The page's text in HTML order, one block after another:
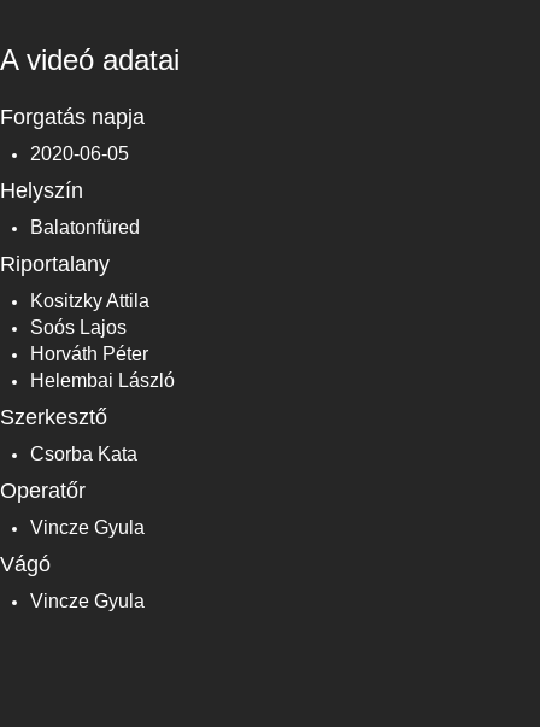
A videó adatai
Forgatás napja
2020-06-05
Helyszín
Balatonfüred
Riportalany
Kositzky Attila
Soós Lajos
Horváth Péter
Helembai László
Szerkesztő
Csorba Kata
Operatőr
Vincze Gyula
Vágó
Vincze Gyula